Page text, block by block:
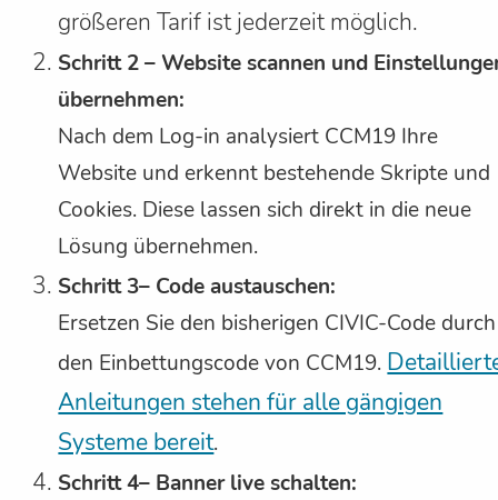
größeren Tarif ist jederzeit möglich.
Schritt 2 – Website scannen und
übernehmen:
Nach dem Log-in analysiert CCM19 Ihre
Website und erkennt bestehende Skripte und
Cookies. Diese lassen sich direkt in die neue
Lösung übernehmen.
Schritt 3– Code austauschen:
Ersetzen Sie den bisherigen CIVIC-Code durch
den Einbettungscode von CCM19.
Anleitungen stehen für alle gängigen
Systeme bereit.
Schritt 4– Banner live schalten: